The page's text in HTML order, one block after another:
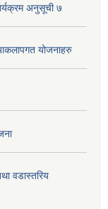
अनुसूची ७
योजनाहरु
वडास्तरिय